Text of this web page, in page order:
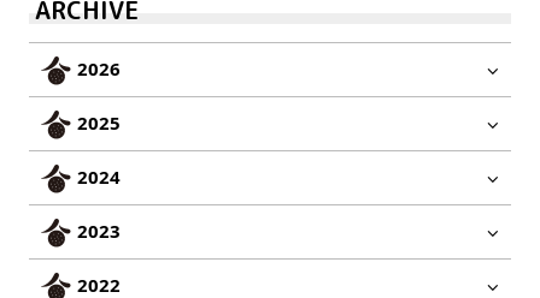
ARCHIVE
2026
2025
2024
2023
2022